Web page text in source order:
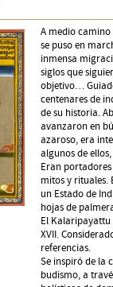
A medio
se puso en
inmensa
siglos que
objetivo…
centenares de
de su historia.
avanzaron en
azaroso, era
algunos de
Eran
mitos y
un Estado de
hojas de
El Kalaripayattu
XVII.
referencias.
Se inspiró de la
budismo, a